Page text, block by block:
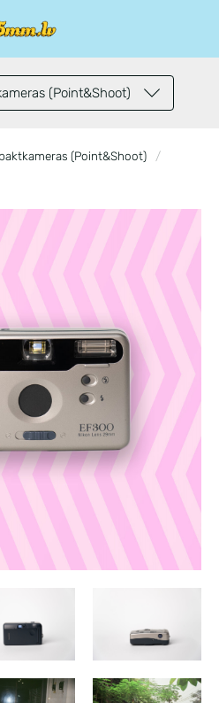
(Point&Shoot)
(Point&Shoot)